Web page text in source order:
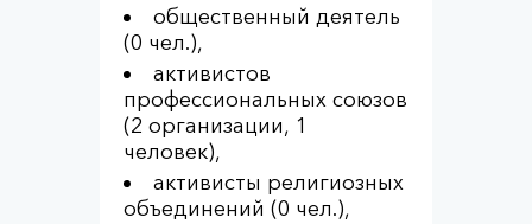
общественный деятель
(0 чел.),
активистов
профессиональных союзов
(2 организации, 1
человек),
активисты религиозных
объединений (0 чел.),